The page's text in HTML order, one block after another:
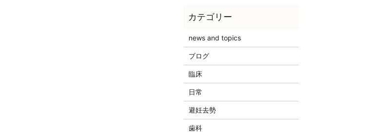
news and topics
ブログ
臨床
日常
避妊去勢
歯科